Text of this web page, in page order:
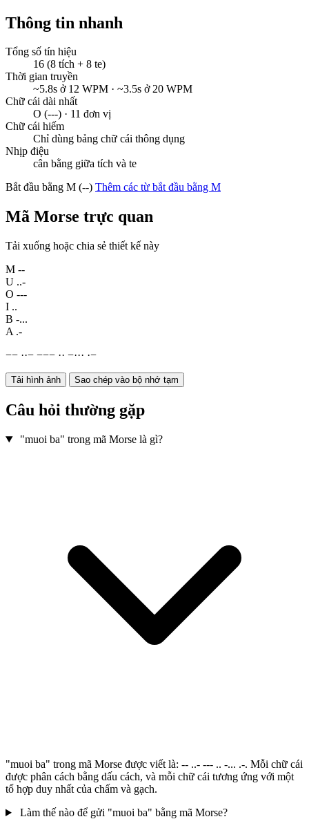
Thông tin nhanh
Tổng số tín hiệu
16 (8 tích + 8 te)
Thời gian truyền
~5.8s ở 12 WPM · ~3.5s ở 20 WPM
Chữ cái dài nhất
O (---) · 11 đơn vị
Chữ cái hiếm
Chỉ dùng bảng chữ cái thông dụng
Nhịp điệu
cân bằng giữa tích và te
Bắt đầu bằng M (--) Thêm các từ bắt đầu bằng M
Mã Morse trực quan
Tải xuống hoặc chia sẻ thiết kế này
M --
U ..-
O ---
I ..
B -...
A .-
−− ··− −−− ·· −··· ·−
Tải hình ảnh Sao chép vào bộ nhớ tạm
Câu hỏi thường gặp
"muoi ba" trong mã Morse là gì?
"muoi ba" trong mã Morse được viết là: -- ..- --- .. -... .-. Mỗi chữ cái
được phân cách bằng dấu cách, và mỗi chữ cái tương ứng với một
tổ hợp duy nhất của chấm và gạch.
Làm thế nào để gửi "muoi ba" bằng mã Morse?